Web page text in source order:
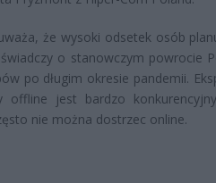
że wysoki odsetek osób
o stanowczym powrocie
po długim okresie pandemii.
offline jest bardzo
nie można dostrzec online.